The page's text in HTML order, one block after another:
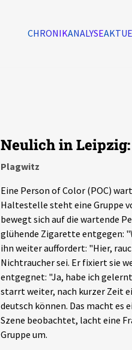
CHRONIKANALYSE
Neulich in
Plagwitz
Eine Person of Color (POC)
Haltestelle steht eine Gruppe
bewegt sich auf die wartende
glühende Zigarette entgegen:
ihn weiter auffordert: "Hier,
Nichtraucher sei. Er fixiert sie
entgegnet: "Ja, habe ich
starrt weiter, nach kurzer Zeit
deutsch können. Das macht es
Szene beobachtet, lacht eine
Gruppe um.